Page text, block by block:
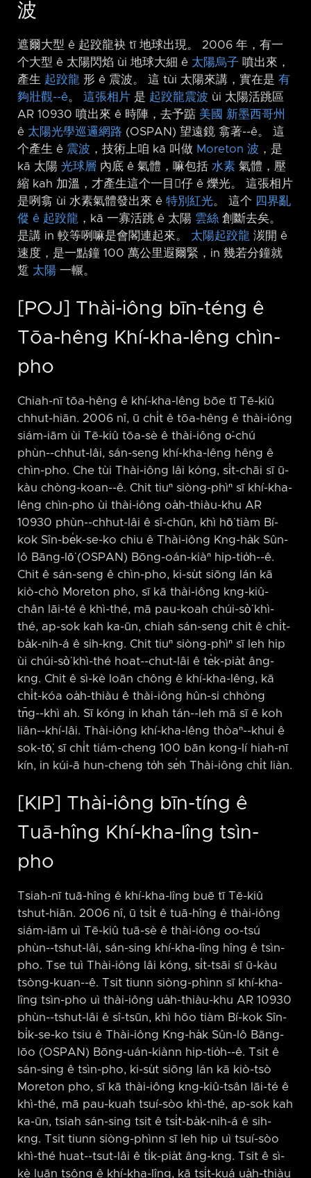
波
遮爾大型 ê 起跤龍袂 tī 地球出現。 2006 年，有一
个大型 ê 太陽閃焰 ùi 地球大細 ê 太陽烏子 噴出來，
產生 起跤龍 形 ê 震波。 這 tùi 太陽來講，實在是 有
夠壯觀-⁠-ê。 這張相片 是 起跤龍震波 ùi 太陽活跳區
AR 10930 噴出來 ê 時陣，去予踮 美國 新墨西哥州
ê 太陽光學巡邏網路 (OSPAN) 望遠鏡 翕著-⁠-ê。 這
个產生 ê 震波 ，技術上咱 kā 叫做 Moreton 波 ，是
kā 太陽 光球層 內底 ê 氣體，嘛包括 水素 氣體，壓
縮 kah 加溫，才產生這个一目𥍉仔 ê 爍光。 這張相片
是咧翕 ùi 水素氣體發出來 ê 特別紅光。 這个 四界亂
傱 ê 起跤龍 ，kā 一寡活跳 ê 太陽 雲絲 創斷去矣。
是講 in 較等咧嘛是會閣連起來。 太陽起跤龍 湠開 ê
速度，是一點鐘 100 萬公里遐爾緊，in 幾若分鐘就
踅 太陽 一輾。
[POJ] Thài-iông bīn-téng ê
Tōa-hêng Khí-kha-lêng chìn-
pho
Chiah-nī tōa-hêng ê khí-kha-lêng bōe tī Tē-kiû
chhut-hiān. 2006 nî, ū chi̍t ê tōa-hêng ê thài-iông
siám-iām ùi Tē-kiû tōa-sè ê thài-iông o͘-chú
phùn-⁠-chhut-lâi, sán-seng khí-kha-lêng hêng ê
chìn-pho. Che tùi Thài-iông lâi kóng, si̍t-chāi sī ū-
kàu chòng-koan-⁠-ê. Chit tiuⁿ siòng-phìⁿ sī khí-kha-
lêng chìn-pho ùi thài-iông oa̍h-thiàu-khu AR
10930 phùn-⁠-chhut-lâi ê sî-chūn, khì hō͘ tiàm Bí-
kok Sîn-be̍k-se-ko chiu ê Thài-iông Kng-ha̍k Sûn-
lô Bāng-lō͘ (OSPAN) Bōng-oán-kiàⁿ hip-tio̍h-⁠-ê.
Chit ê sán-seng ê chìn-pho, ki-su̍t siōng lán kā
kiò-chò Moreton pho, sī kā thài-iông kng-kiû-
chân lāi-té ê khì-thé, mā pau-koah chúi-sò͘ khì-
thé, ap-sok kah ka-ūn, chiah sán-seng chit ê chi̍t-
ba̍k-nih-á ê sih-kng. Chit tiuⁿ siòng-phìⁿ sī leh hip
ùi chúi-sò͘ khì-thé hoat-⁠-chut-lâi ê te̍k-pia̍t âng-
kng. Chit ê sì-kè loān chông ê khí-kha-lêng, kā
chi̍t-kóa oa̍h-thiàu ê thài-iông hûn-si chhòng
tn̄g-⁠-khì ah. Sī kóng in khah tán-⁠-leh mā sī ē koh
liân-⁠-khí-lâi. Thài-iông khí-kha-lêng thòaⁿ-⁠-khui ê
sok-tō͘, sī chi̍t tiám-cheng 100 bān kong-lí hiah-nī
kín, in kúi-ā hun-cheng to̍h se̍h Thài-iông chi̍t liàn.
[KIP] Thài-iông bīn-tíng ê
Tuā-hîng Khí-kha-lîng tsìn-
pho
Tsiah-nī tuā-hîng ê khí-kha-lîng buē tī Tē-kiû
tshut-hiān. 2006 nî, ū tsi̍t ê tuā-hîng ê thài-iông
siám-iām uì Tē-kiû tuā-sè ê thài-iông oo-tsú
phùn-⁠-tshut-lâi, sán-sing khí-kha-lîng hîng ê tsìn-
pho. Tse tuì Thài-iông lâi kóng, si̍t-tsāi sī ū-kàu
tsòng-kuan-⁠-ê. Tsit tiunn siòng-phìnn sī khí-kha-
lîng tsìn-pho uì thài-iông ua̍h-thiàu-khu AR 10930
phùn-⁠-tshut-lâi ê sî-tsūn, khì hōo tiàm Bí-kok Sîn-
bi̍k-se-ko tsiu ê Thài-iông Kng-ha̍k Sûn-lô Bāng-
lōo (OSPAN) Bōng-uán-kiànn hip-tio̍h-⁠-ê. Tsit ê
sán-sing ê tsìn-pho, ki-su̍t siōng lán kā kiò-tsò
Moreton pho, sī kā thài-iông kng-kiû-tsân lāi-té ê
khì-thé, mā pau-kuah tsuí-sòo khì-thé, ap-sok kah
ka-ūn, tsiah sán-sing tsit ê tsi̍t-ba̍k-nih-á ê sih-
kng. Tsit tiunn siòng-phìnn sī leh hip uì tsuí-sòo
khì-thé huat-⁠-tsut-lâi ê ti̍k-pia̍t âng-kng. Tsit ê sì-
kè luān tsông ê khí-kha-lîng, kā tsi̍t-kuá ua̍h-thiàu